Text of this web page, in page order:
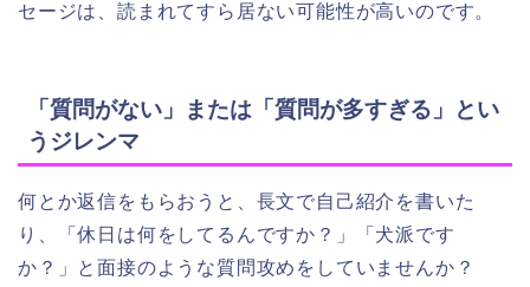
セージは、読まれてすら居ない可能性が高いのです。
「質問がない」または「質問が多すぎる」とい
うジレンマ
何とか返信をもらおうと、長文で自己紹介を書いた
り、「休日は何をしてるんですか？」「犬派です
か？」と面接のような質問攻めをしていませんか？